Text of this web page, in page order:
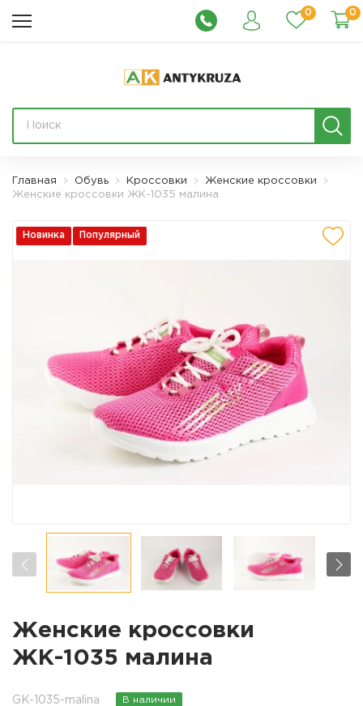
0 0
Главная Обувь Кроссовки
Женские кроссовки
Женские кроссовки ЖК-1035 малина
Новинка Популярный
Женские кроссовки
ЖК-1035 малина
GK-1035-malina В наличии